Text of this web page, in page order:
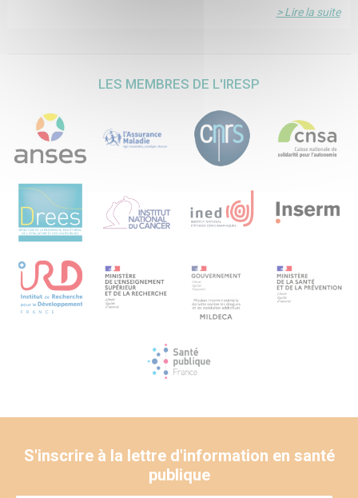
> Lire la suite
LES MEMBRES DE L'IRESP
S'inscrire à la lettre d'information en santé
publique